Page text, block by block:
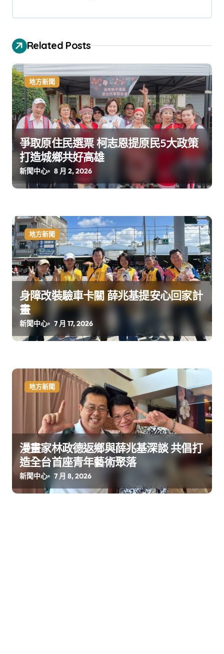
Related Posts
地方新聞
爭取原住民選票 柯志恩提原民5大政策
打造城鄉共好高雄
新聞中心 8 月 2, 2026
地方新聞
身障改裝驗車卡關 薛兆基提安心回家計
畫
新聞中心 7 月 17, 2026
地方新聞
漫畫家林政德返鄉與薛兆基深談 共倡打
造全台首座青年藝術聚落
新聞中心 7 月 8, 2026